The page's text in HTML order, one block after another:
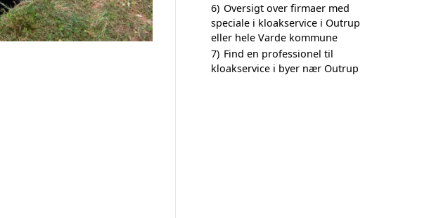
6) Oversigt over firmaer med
speciale i kloakservice i Outrup
eller hele Varde kommune
7) Find en professionel til
kloakservice i byer nær Outrup